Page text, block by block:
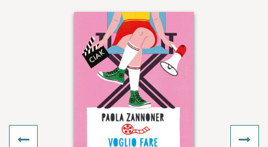
Previous